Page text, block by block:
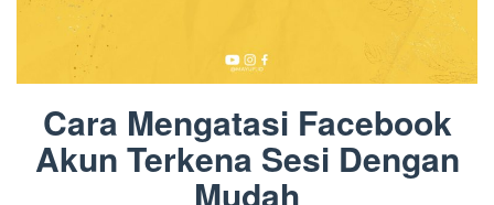
Cara Mengatasi Facebook
Akun Terkena Sesi Dengan
Mudah